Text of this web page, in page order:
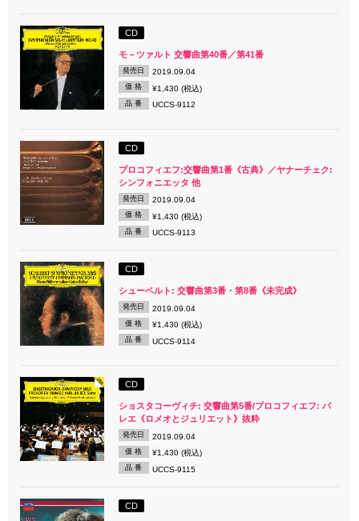
CD
モ－ツァルト 交響曲第40番／第41番
発売日 2019.09.04
価 格 ¥1,430 (税込)
品 番 UCCS-9112
CD
プロコフィエフ:交響曲第1番《古典》／ヤナーチェク:
シンフォニエッタ 他
発売日 2019.09.04
価 格 ¥1,430 (税込)
品 番 UCCS-9113
CD
シューベルト: 交響曲第3番・第8番《未完成》
発売日 2019.09.04
価 格 ¥1,430 (税込)
品 番 UCCS-9114
CD
ショスタコーヴィチ: 交響曲第5番/プロコフィエフ: バ
レエ《ロメオとジュリエット》抜粋
発売日 2019.09.04
価 格 ¥1,430 (税込)
品 番 UCCS-9115
CD